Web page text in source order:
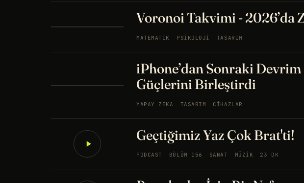
Voronoi Takvimi - 2026’da
MATEMATIK PSIKOLOJI TASARIM
iPhone’dan Sonraki
Güçlerini Birleştirdi
YAPAY ZEKA TASARIM CIHAZLAR
Geçtiğimiz Yaz Çok Brat'ti!
PODCAST BÖLÜM 156 SANAT MÜZIK 23 DK